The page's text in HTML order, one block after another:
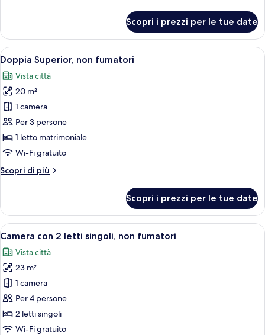
doppia,
non
fumatori
Scopri i prezzi per le tue date
Apri
tutte
le
foto
per
Doppia
Superior,
non
fumatori
Una camera d'albergo con un letto,
6
Doppia Superior, non fumatori
Vista città
20 m²
1 camera
Per 3 persone
1 letto matrimoniale
Wi-Fi gratuito
Scopri di più
Altri
Superior,
non
fumatori
Scopri i prezzi per le tue date
Apri
tutte
le
foto
per
Camera
con
2
Camera d'albergo con due letti, un
9
Camera con 2 letti singoli, non fumatori
Vista città
23 m²
1 camera
Per 4 persone
2 letti singoli
Wi-Fi gratuito